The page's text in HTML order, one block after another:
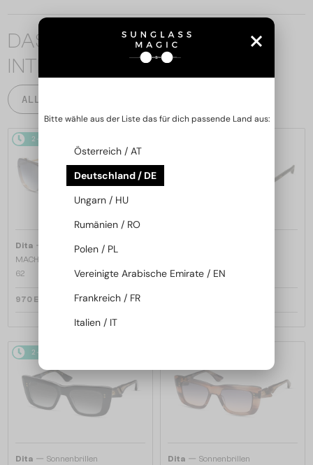
DAS KÖNNTE SIE AUCH
INTERESSIEREN
ALLE PRODUKTE
2-4 WERKTAGE
Dita —
Sonnenbrillen
MACH SIX//TITANIUM DTS121 - 01 -
62
970 EUR
2-4 WERKTAGE
Dita — Sonnenbrillen
Dita — Sonnenbrillen
Bitte wähle aus der Liste das für dich passende Land aus:
Österreich / AT
Deutschland / DE
Ungarn / HU
Rumänien / RO
Polen / PL
Vereinigte Arabische Emirate / EN
Frankreich / FR
Italien / IT